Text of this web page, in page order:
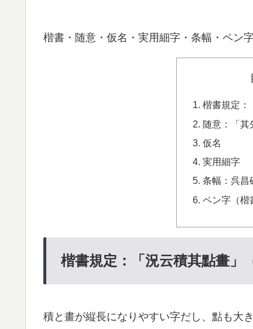
楷書・随意・仮名・実用細字・条幅・ペン
楷書規定：
随意：「其
仮名
実用細字
条幅：呉
ペン字（楷
楷書規定：「況云積其點畫」
積と畫が縦長になりやすい字だし、點も大